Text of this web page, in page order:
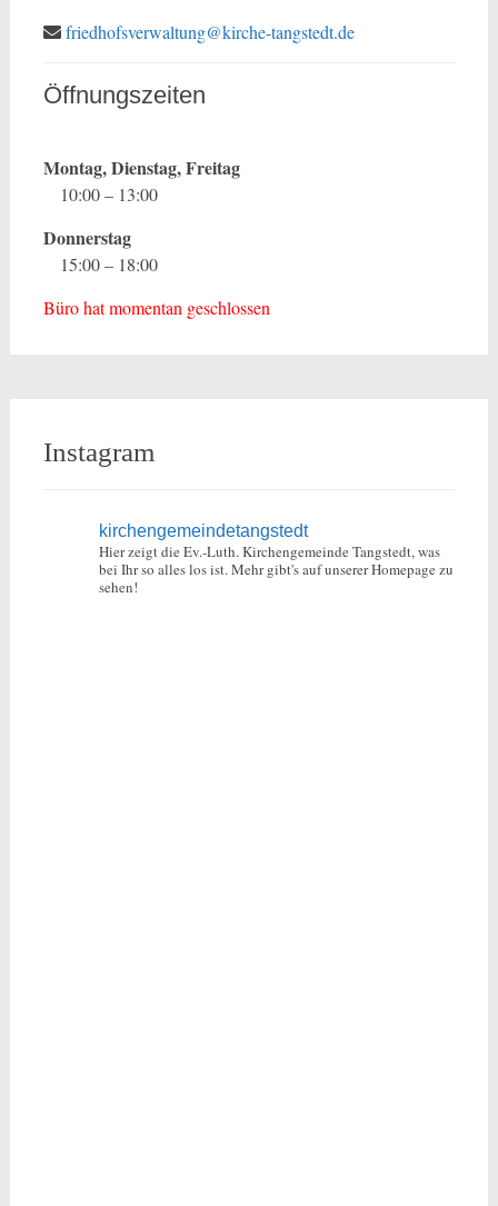
friedhofsverwaltung@kirche-tangstedt.de
Öffnungszeiten
Montag, Dienstag, Freitag
10:00 – 13:00
Donnerstag
15:00 – 18:00
Büro hat momentan geschlossen
Instagram
kirchengemeindetangstedt
Hier zeigt die Ev.-Luth. Kirchengemeinde Tangstedt, was
bei Ihr so alles los ist.Mehr gibt's auf unserer Homepage zu
sehen!